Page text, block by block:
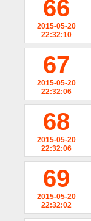
66
2015-05-20
22:32:10
67
2015-05-20
22:32:06
68
2015-05-20
22:32:06
69
2015-05-20
22:32:02